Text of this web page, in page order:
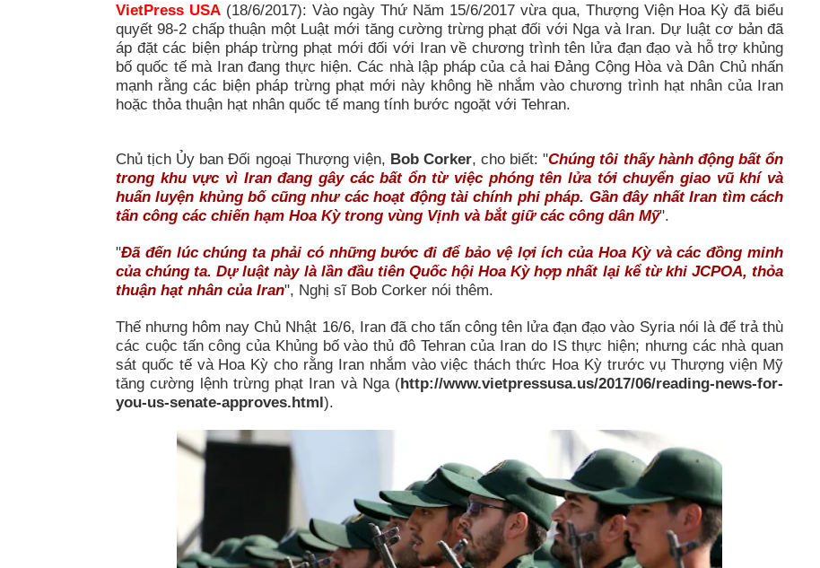
VietPress USA (18/6/2017): Vào ngày Thứ Năm 15/6/2017 vừa qua, Thượng Viện Hoa Kỳ đã biểu
quyết 98-2 chấp thuận một Luật mới tăng cường trừng phạt đối với Nga và Iran. Dự luật cơ bản đã
áp đặt các biện pháp trừng phạt mới đối với Iran về chương trình tên lửa đạn đạo và hỗ trợ khủng
bố quốc tế mà Iran đang thực hiện. Các nhà lập pháp của cả hai Đảng Cộng Hòa và Dân Chủ nhấn
mạnh rằng các biện pháp trừng phạt mới này không hề nhắm vào chương trình hạt nhân của Iran
hoặc thỏa thuận hạt nhân quốc tế mang tính bước ngoặt với Tehran.
Chủ tịch Ủy ban Đối ngoại Thượng viện, Bob Corker, cho biết: "Chúng tôi thấy hành động bất ổn
trong khu vực vì Iran đang gây các bất ổn từ việc phóng tên lửa tới chuyển giao vũ khí và
huấn luyện khủng bố cũng như các hoạt động tài chính phi pháp. Gần đây nhất Iran tìm cách
tấn công các chiến hạm Hoa Kỳ trong vùng Vịnh và bắt giữ các công dân Mỹ".
"Đã đến lúc chúng ta phải có những bước đi để bảo vệ lợi ích của Hoa Kỳ và các đồng minh
của chúng ta. Dự luật này là lần đầu tiên Quốc hội Hoa Kỳ hợp nhất lại kể từ khi JCPOA, thỏa
thuận hạt nhân của Iran", Nghị sĩ Bob Corker nói thêm.
Thế nhưng hôm nay Chủ Nhật 16/6, Iran đã cho tấn công tên lửa đạn đạo vào Syria nói là để trả thù
các cuộc tấn công của Khủng bố vào thủ đô Tehran của Iran do IS thực hiện; nhưng các nhà quan
sát quốc tế và Hoa Kỳ cho rằng Iran nhắm vào việc thách thức Hoa Kỳ trước vụ Thượng viện Mỹ
tăng cường lệnh trừng phạt Iran và Nga (http://www.vietpressusa.us/2017/06/reading-news-for-
you-us-senate-approves.html).